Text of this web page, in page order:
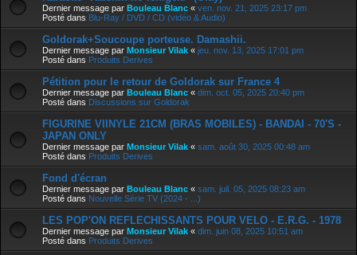
Dernier message par Bouleau Blanc « ven. nov. 21, 2025 23:17 pm
Posté dans Blu-Ray / DVD / CD (vidéo & Audio)
Goldorak+Soucoupe porteuse. Damashii.
Dernier message par Monsieur Vilak « jeu. nov. 13, 2025 17:01 pm
Posté dans Produits Derives
Pétition pour le retour de Goldorak sur France 4
Dernier message par Bouleau Blanc « dim. oct. 05, 2025 20:40 pm
Posté dans Discussions sur Goldorak
FIGURINE VIINYLE 21CM (BRAS MOBILES) - BANDAI - 70'S -
JAPAN ONLY
Dernier message par Monsieur Vilak « sam. août 30, 2025 00:48 am
Posté dans Produits Derives
Fond d'écran
Dernier message par Bouleau Blanc « sam. juil. 05, 2025 08:23 am
Posté dans Nouvelle Série TV (2024 - ...)
LES POP'ON REFLECHISSANTS POUR VELO - E.R.G. - 1978
Dernier message par Monsieur Vilak « dim. juin 08, 2025 10:51 am
Posté dans Produits Derives